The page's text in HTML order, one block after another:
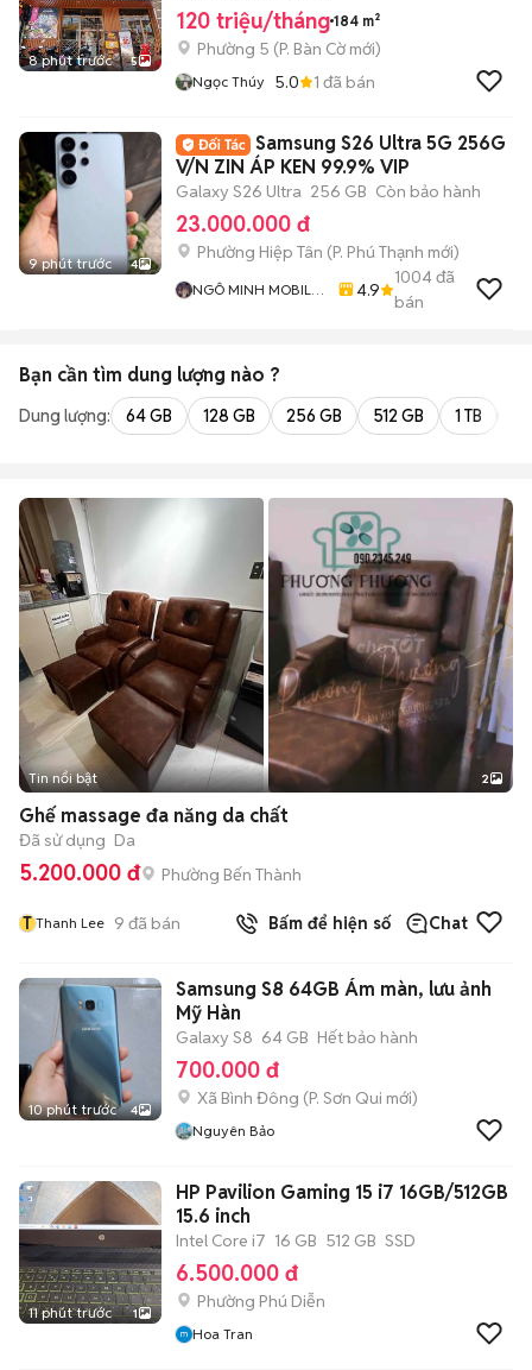
8 phút trước 5
120 triệu/tháng 184 m²
Phường 5 (P. Bàn Cờmới)
Ngọc Thúy 5.0 1 đã bán
9 phút trước 4
Samsung S26 Ultra 5G 256G
V/N ZIN ÁP KEN 99.9% VIP
Galaxy S26 Ultra 256 GB Còn bảo hành
23.000.000 đ
Phường Hiệp Tân (P. Phú Thạnh mới)
NGÔ MINH MOBILE
4.9
1004đã
bán
Bạn cần tìm dung lượng nào ?
Dung lượng: 64 GB 128 GB 256 GB 512 GB 1 TB
Tin nổi bật 2
Ghế massage đa năng da chất
Đã sử dụng Da
5.200.000 đ Phường Bến Thành
T Thanh Lee 9 đã bán Bấm để hiện số Chat
10 phút trước 4
Samsung S8 64GB Ám màn, lưu ảnh
Mỹ Hàn
Galaxy S8 64 GB Hết bảo hành
700.000 đ
Xã Bình Đông (P. Sơn Qui mới)
Nguyên Bảo
11 phút trước 1
HP Pavilion Gaming 15 i7 16GB/512GB
15.6 inch
Intel Core i7 16 GB 512 GB SSD
6.500.000 đ
Phường Phú Diễn
Hoa Tran